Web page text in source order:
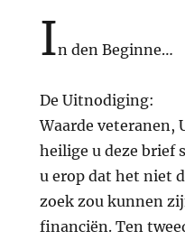
In den Beginne…
De Uitnodiging:
Waarde veteranen,
heilige u deze brief
u erop dat het niet
zoek zou kunnen
financiën. Ten